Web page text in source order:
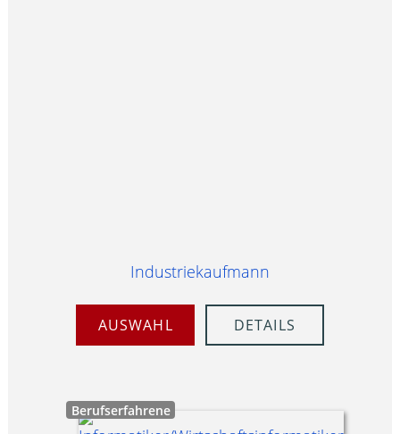
Industriekaufmann
AUSWAHL DETAILS
Berufserfahrene